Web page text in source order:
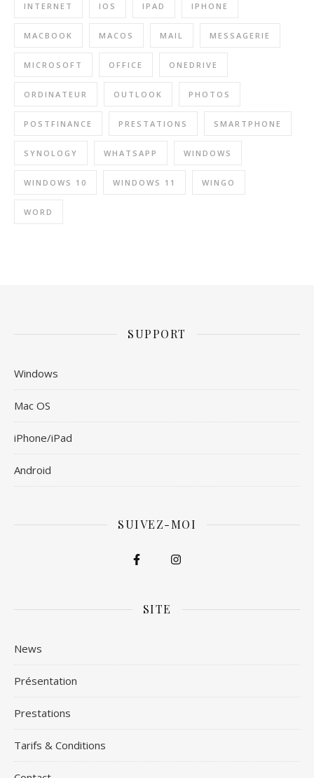
INTERNET IOS IPAD IPHONE
MACBOOK MACOS MAIL MESSAGERIE
MICROSOFT OFFICE ONEDRIVE
ORDINATEUR OUTLOOK PHOTOS
POSTFINANCE PRESTATIONS SMARTPHONE
SYNOLOGY WHATSAPP WINDOWS
WINDOWS 10 WINDOWS 11 WINGO
WORD
SUPPORT
Windows
Mac OS
iPhone/iPad
Android
SUIVEZ-MOI
SITE
News
Présentation
Prestations
Tarifs & Conditions